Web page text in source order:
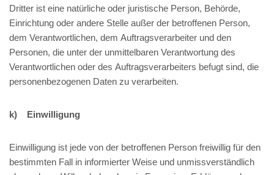
Dritter ist eine natürliche oder juristische Person, Behörde,
Einrichtung oder andere Stelle außer der betroffenen Person,
dem Verantwortlichen, dem Auftragsverarbeiter und den
Personen, die unter der unmittelbaren Verantwortung des
Verantwortlichen oder des Auftragsverarbeiters befugt sind, die
personenbezogenen Daten zu verarbeiten.
k) Einwilligung
Einwilligung ist jede von der betroffenen Person freiwillig für den
bestimmten Fall in informierter Weise und unmissverständlich